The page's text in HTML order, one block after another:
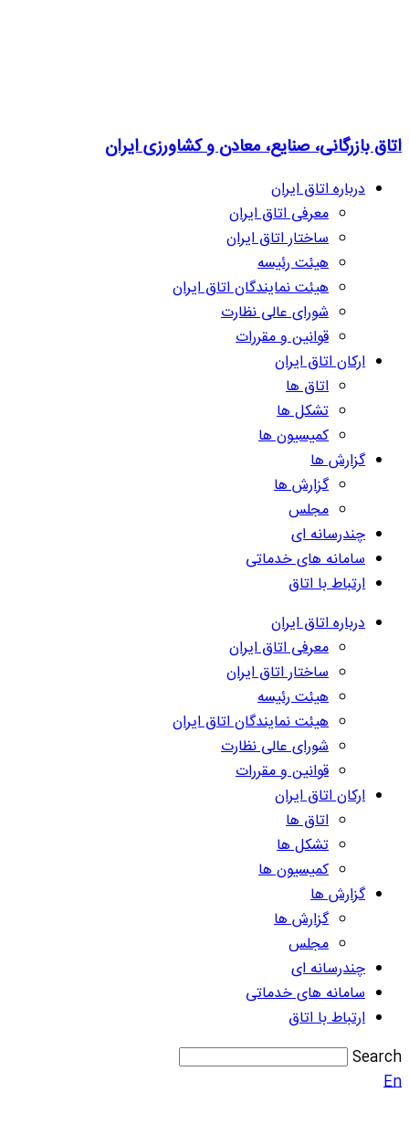
اتاق بازرگانی، صنایع، معادن و کشاورزی ایران
درباره اتاق ایران
معرفی اتاق ایران
ساختار اتاق ایران
هیئت رئیسه
هیئت نمایندگان اتاق ایران
شورای عالی نظارت
قوانین و مقررات
ارکان اتاق ایران
اتاق ها
تشکل ها
کمیسیون ها
گزارش ها
گزارش ها
مجلس
چندرسانه ای
سامانه های خدماتی
ارتباط با اتاق
درباره اتاق ایران
معرفی اتاق ایران
ساختار اتاق ایران
هیئت رئیسه
هیئت نمایندگان اتاق ایران
شورای عالی نظارت
قوانین و مقررات
ارکان اتاق ایران
اتاق ها
تشکل ها
کمیسیون ها
گزارش ها
گزارش ها
مجلس
چندرسانه ای
سامانه های خدماتی
ارتباط با اتاق
Search
En